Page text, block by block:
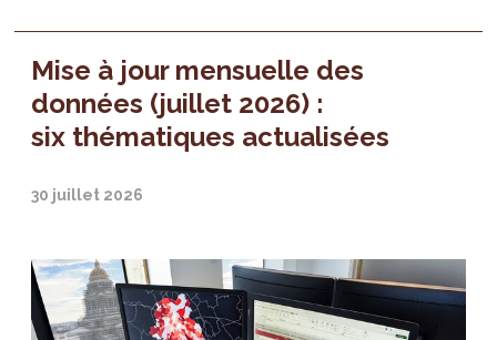
Mise à jour mensuelle des
données (juillet 2026) :
six thématiques actualisées
30 juillet 2026